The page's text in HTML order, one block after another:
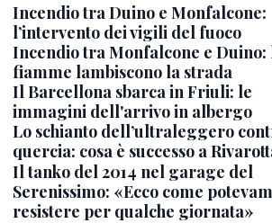
Incendio tra Duino e Monfalcone:
l’intervento dei vigili del fuoco
Incendio tra Monfalcone e Duino:
fiamme lambiscono la strada
Il Barcellona sbarca in Friuli: le
immagini dell'arrivo in albergo
Lo schianto dell’ultraleggero
quercia: cosa è successo a
Il tanko del 2014 nel garage del
Serenissimo: «Ecco come
resistere per qualche giornata»